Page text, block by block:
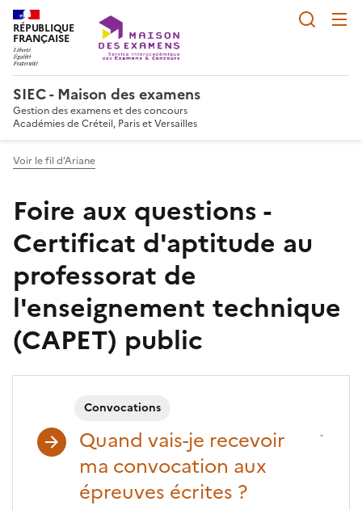
RÉPUBLIQUE
FRANÇAISE
SIEC - Maison des examens
Gestion des examens et des concours
Académies de Créteil, Paris et Versailles
Voir le fil d’Ariane
Foire aux questions -
Certificat d'aptitude au
professorat de
l'enseignement technique
(CAPET) public
Convocations
Quand vais-je recevoir
ma convocation aux
épreuves écrites ?